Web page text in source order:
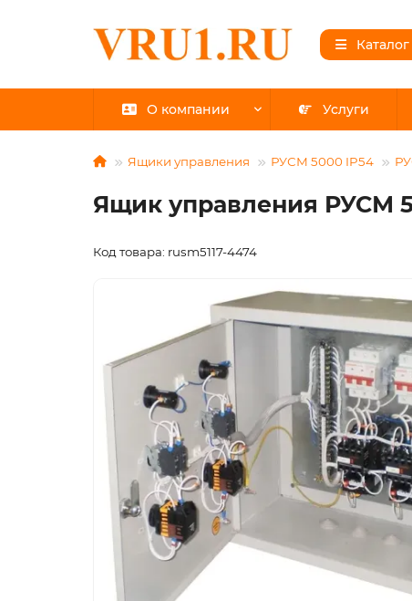
Каталог
О компании Услуги
Ящики управления РУСМ 5000 IP54
Ящик управления РУСМ
Код товара: rusm5117-4474